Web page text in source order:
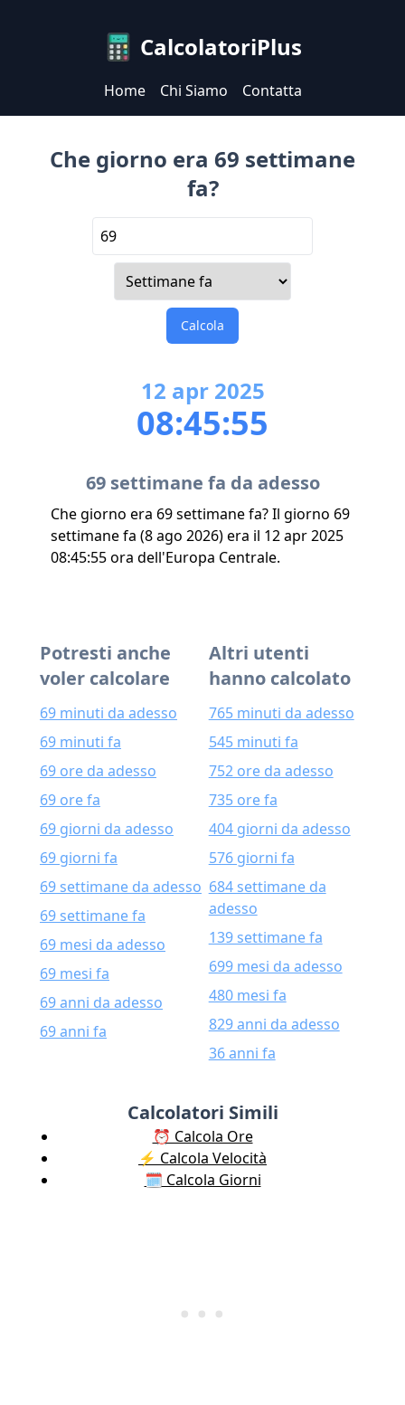
CalcolatoriPlus
Home Chi Siamo Contatta
Che giorno era 69 settimane
fa?
Calcola
12 apr 2025
08:45:55
69 settimane fa da adesso
Che giorno era 69 settimane fa? Il giorno 69
settimane fa (8 ago 2026) era il 12 apr 2025
08:45:55 ora dell'Europa Centrale.
Potresti anche
voler calcolare
69 minuti da adesso
69 minuti fa
69 ore da adesso
69 ore fa
69 giorni da adesso
69 giorni fa
69 settimane da adesso
69 settimane fa
69 mesi da adesso
69 mesi fa
69 anni da adesso
69 anni fa
Altri utenti
hanno calcolato
765 minuti da adesso
545 minuti fa
752 ore da adesso
735 ore fa
404 giorni da adesso
576 giorni fa
684 settimane da
adesso
139 settimane fa
699 mesi da adesso
480 mesi fa
829 anni da adesso
36 anni fa
Calcolatori Simili
⏰ Calcola Ore
⚡️ Calcola Velocità
🗓️ Calcola Giorni